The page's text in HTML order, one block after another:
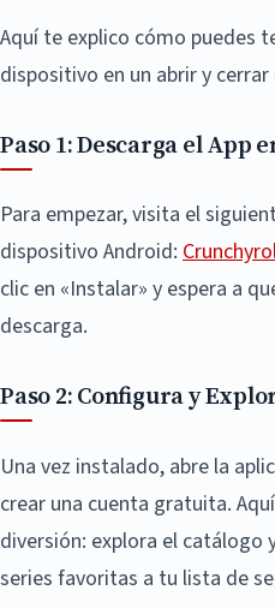
Aquí te explico cómo puedes
dispositivo en un abrir y cerrar
Paso 1: Descarga el App
Para empezar, visita el
dispositivo Android:
clic en «Instalar» y espera a
descarga.
Paso 2: Configura y
Una vez instalado, abre la
crear una cuenta gratuita.
diversión: explora el catálogo
series favoritas a tu lista de